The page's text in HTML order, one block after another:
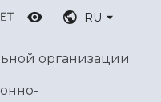
RU
организации